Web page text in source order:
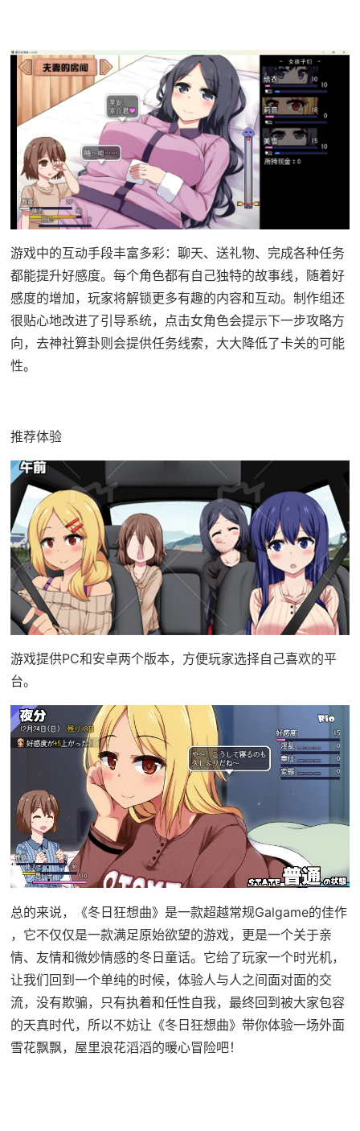
游戏中的​​互动手段丰富多彩​​：聊天、送礼物、完成各种任务
都能提升好感度。每个角色都有自己独特的故事线，随着好
感度的增加，玩家将解锁更多有趣的内容和互动。制作组还
很贴心地改进了引导系统，点击女角色会提示下一步攻略方
向，去神社算卦则会提供任务线索，大大降低了卡关的可能
性。
推荐体验
游戏提供PC和安卓两个版本，方便玩家选择自己喜欢的平
台。
总的来说，《冬日狂想曲》是一款​​超越常规Galgame的佳作​​
，它不仅仅是一款满足原始欲望的游戏，更是一个关于亲
情、友情和微妙情感的冬日童话。它给了玩家一个时光机，
让我们回到一个单纯的时候，体验人与人之间面对面的交
流，没有欺骗，只有执着和任性自我，最终回到被大家包容
的天真时代，所以不妨让《冬日狂想曲》带你体验一场​​外面
雪花飘飘，屋里浪花滔滔​​的暖心冒险吧！